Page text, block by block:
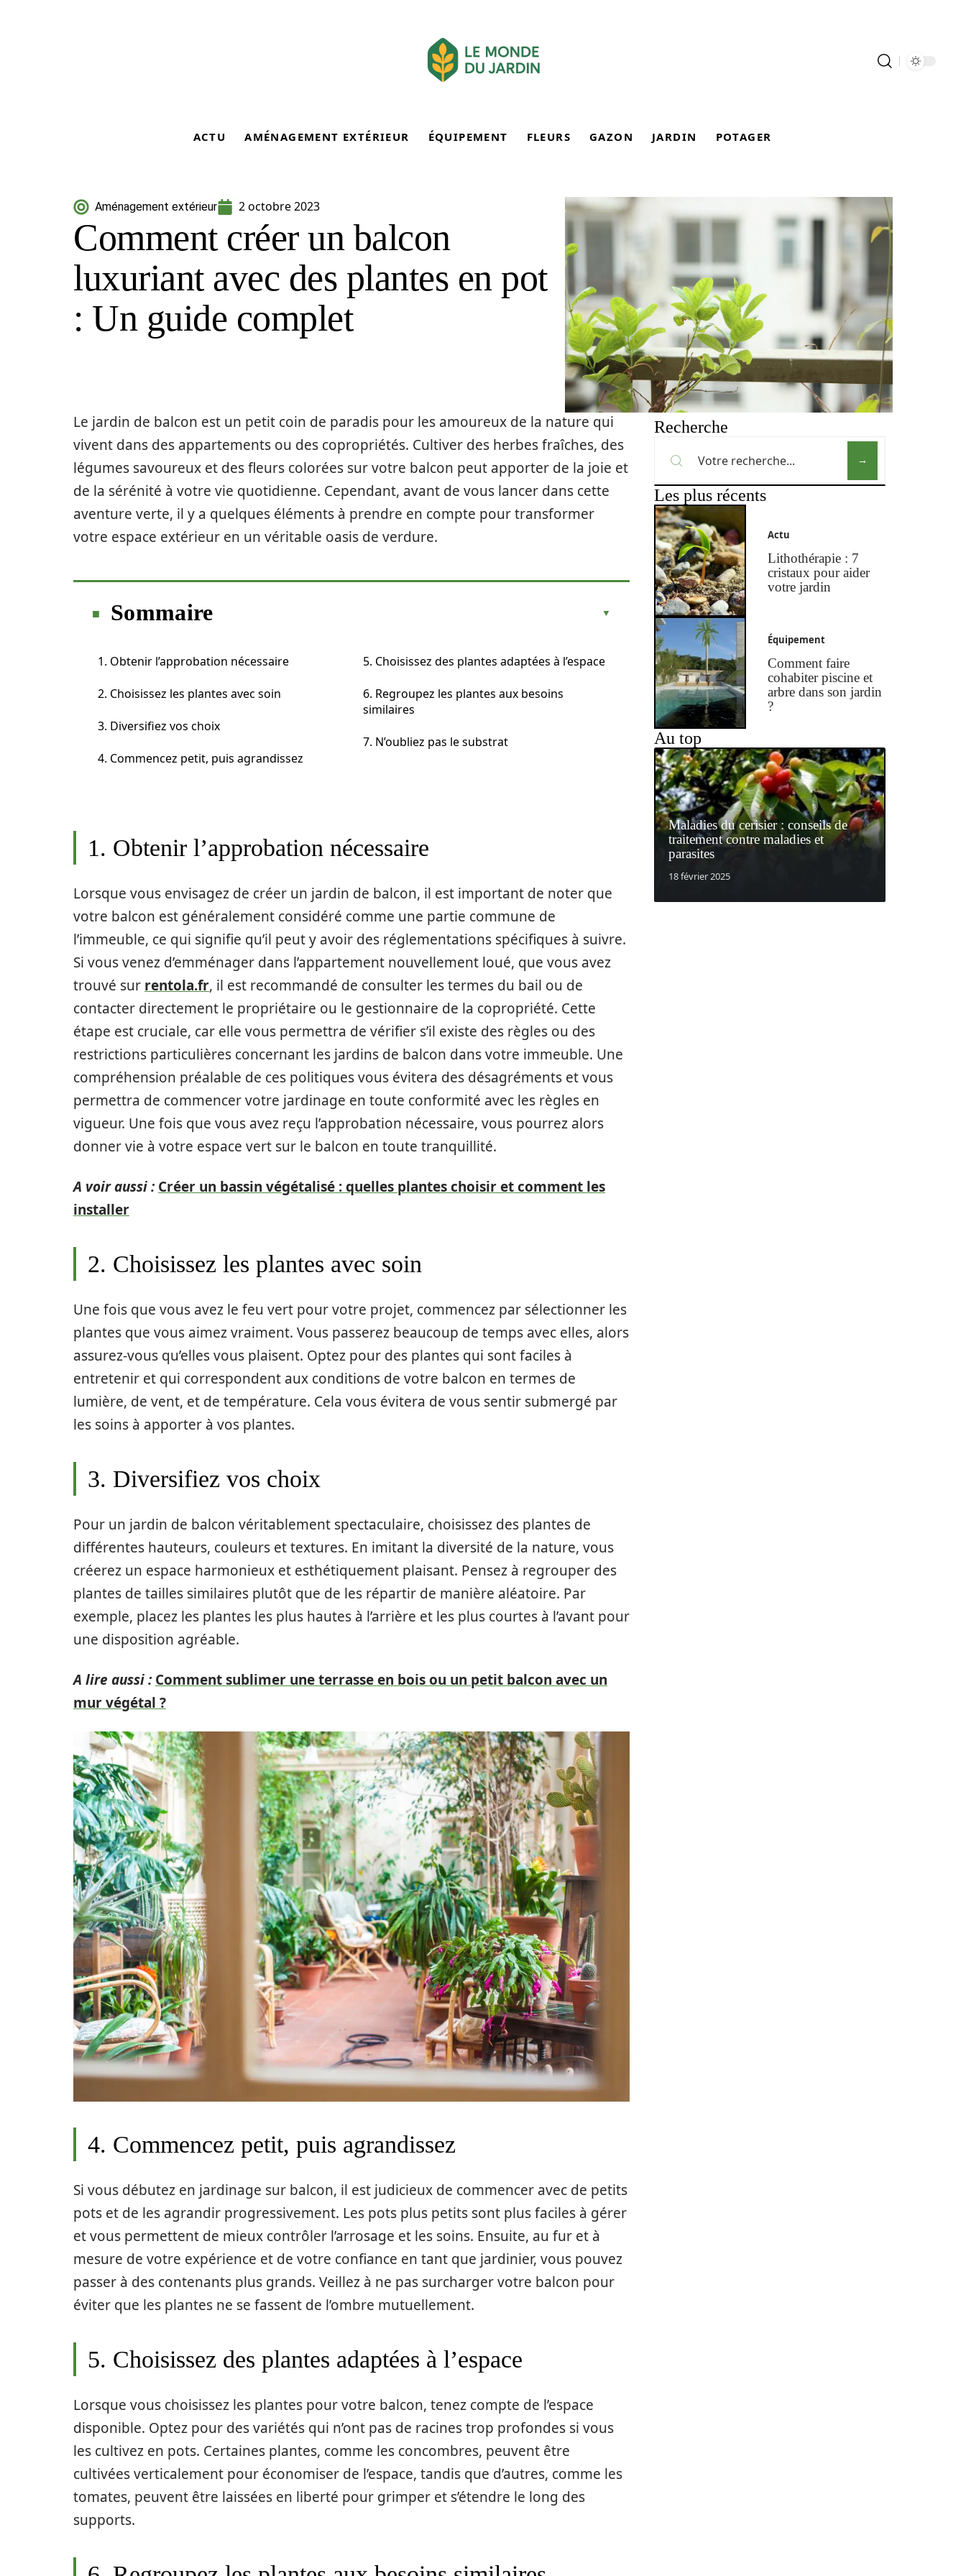
ACTU AMÉNAGEMENT EXTÉRIEUR ÉQUIPEMENT FLEURS GAZON JARDIN POTAGER
Aménagement extérieur 2 octobre 2023
Comment créer un balcon
luxuriant avec des plantes en pot
: Un guide complet
Le jardin de balcon est un petit coin de paradis pour les amoureux de la nature qui
vivent dans des appartements ou des copropriétés. Cultiver des herbes fraîches, des
légumes savoureux et des fleurs colorées sur votre balcon peut apporter de la joie et
de la sérénité à votre vie quotidienne. Cependant, avant de vous lancer dans cette
aventure verte, il y a quelques éléments à prendre en compte pour transformer
votre espace extérieur en un véritable oasis de verdure.
Sommaire
1. Obtenir l’approbation nécessaire
2. Choisissez les plantes avec soin
3. Diversifiez vos choix
4. Commencez petit, puis agrandissez
5. Choisissez des plantes adaptées à l’espace
6. Regroupez les plantes aux besoins
similaires
7. N’oubliez pas le substrat
1. Obtenir l’approbation nécessaire
Lorsque vous envisagez de créer un jardin de balcon, il est important de noter que
votre balcon est généralement considéré comme une partie commune de
l’immeuble, ce qui signifie qu’il peut y avoir des réglementations spécifiques à suivre.
Si vous venez d’emménager dans l’appartement nouvellement loué, que vous avez
trouvé sur rentola.fr, il est recommandé de consulter les termes du bail ou de
contacter directement le propriétaire ou le gestionnaire de la copropriété. Cette
étape est cruciale, car elle vous permettra de vérifier s’il existe des règles ou des
restrictions particulières concernant les jardins de balcon dans votre immeuble. Une
compréhension préalable de ces politiques vous évitera des désagréments et vous
permettra de commencer votre jardinage en toute conformité avec les règles en
vigueur. Une fois que vous avez reçu l’approbation nécessaire, vous pourrez alors
donner vie à votre espace vert sur le balcon en toute tranquillité.
A voir aussi : Créer un bassin végétalisé : quelles plantes choisir et comment les
installer
2. Choisissez les plantes avec soin
Une fois que vous avez le feu vert pour votre projet, commencez par sélectionner les
plantes que vous aimez vraiment. Vous passerez beaucoup de temps avec elles, alors
assurez-vous qu’elles vous plaisent. Optez pour des plantes qui sont faciles à
entretenir et qui correspondent aux conditions de votre balcon en termes de
lumière, de vent, et de température. Cela vous évitera de vous sentir submergé par
les soins à apporter à vos plantes.
3. Diversifiez vos choix
Pour un jardin de balcon véritablement spectaculaire, choisissez des plantes de
différentes hauteurs, couleurs et textures. En imitant la diversité de la nature, vous
créerez un espace harmonieux et esthétiquement plaisant. Pensez à regrouper des
plantes de tailles similaires plutôt que de les répartir de manière aléatoire. Par
exemple, placez les plantes les plus hautes à l’arrière et les plus courtes à l’avant pour
une disposition agréable.
A lire aussi : Comment sublimer une terrasse en bois ou un petit balcon avec un
mur végétal ?
4. Commencez petit, puis agrandissez
Si vous débutez en jardinage sur balcon, il est judicieux de commencer avec de petits
pots et de les agrandir progressivement. Les pots plus petits sont plus faciles à gérer
et vous permettent de mieux contrôler l’arrosage et les soins. Ensuite, au fur et à
mesure de votre expérience et de votre confiance en tant que jardinier, vous pouvez
passer à des contenants plus grands. Veillez à ne pas surcharger votre balcon pour
éviter que les plantes ne se fassent de l’ombre mutuellement.
5. Choisissez des plantes adaptées à l’espace
Lorsque vous choisissez les plantes pour votre balcon, tenez compte de l’espace
disponible. Optez pour des variétés qui n’ont pas de racines trop profondes si vous
les cultivez en pots. Certaines plantes, comme les concombres, peuvent être
cultivées verticalement pour économiser de l’espace, tandis que d’autres, comme les
tomates, peuvent être laissées en liberté pour grimper et s’étendre le long des
supports.
Recherche
Les plus récents
Actu
Lithothérapie : 7
cristaux pour aider
votre jardin
Équipement
Comment faire
cohabiter piscine et
arbre dans son jardin
?
Au top
Maladies du cerisier : conseils de
traitement contre maladies et
parasites
18 février 2025